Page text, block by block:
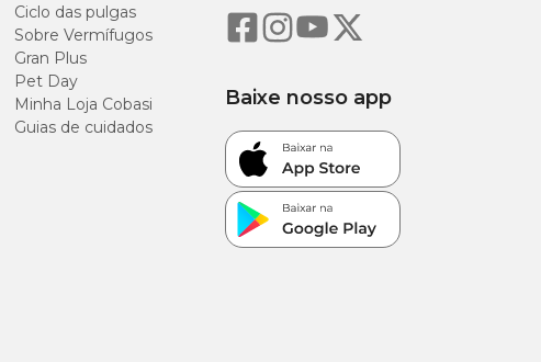
Ciclo das pulgas
Sobre Vermífugos
Gran Plus
Pet Day
Minha Loja Cobasi
Guias de cuidados
Baixe nosso app